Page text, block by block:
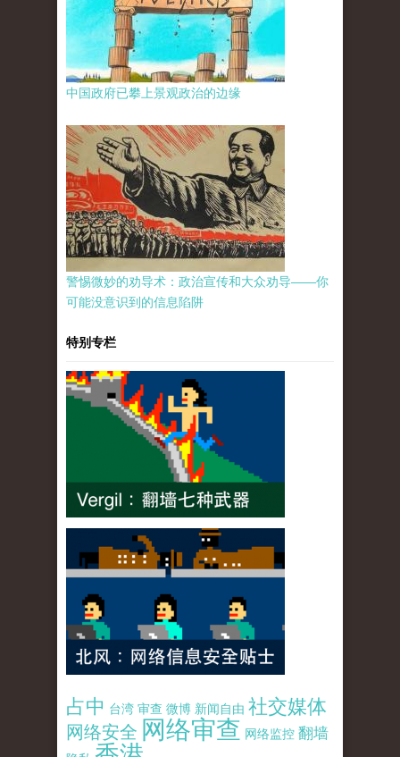
中国政府已攀上景观政治的边缘
警惕微妙的劝导术：政治宣传和大众劝导——你
可能没意识到的信息陷阱
特别专栏
占中 台湾 审查 微博 新闻自由 社交媒体
网络安全 网络审查 网络监控 翻墙